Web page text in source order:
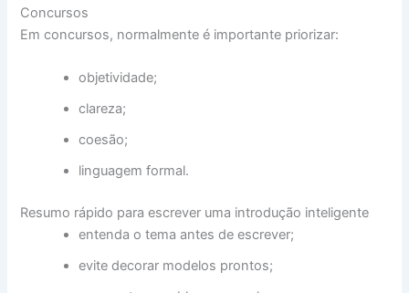
Concursos
Em concursos, normalmente é importante priorizar:
objetividade;
clareza;
coesão;
linguagem formal.
Resumo rápido para escrever uma introdução inteligente
entenda o tema antes de escrever;
evite decorar modelos prontos;